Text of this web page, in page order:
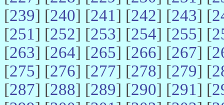
[239] [240] [241] [242] [243] [
[251] [252] [253] [254] [255] [
[263] [264] [265] [266] [267] [
[275] [276] [277] [278] [279] [
[287] [288] [289] [290] [291] [